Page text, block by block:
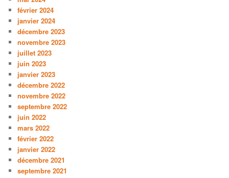
février 2024
janvier 2024
décembre 2023
novembre 2023
juillet 2023
juin 2023
janvier 2023
décembre 2022
novembre 2022
septembre 2022
juin 2022
mars 2022
février 2022
janvier 2022
décembre 2021
septembre 2021